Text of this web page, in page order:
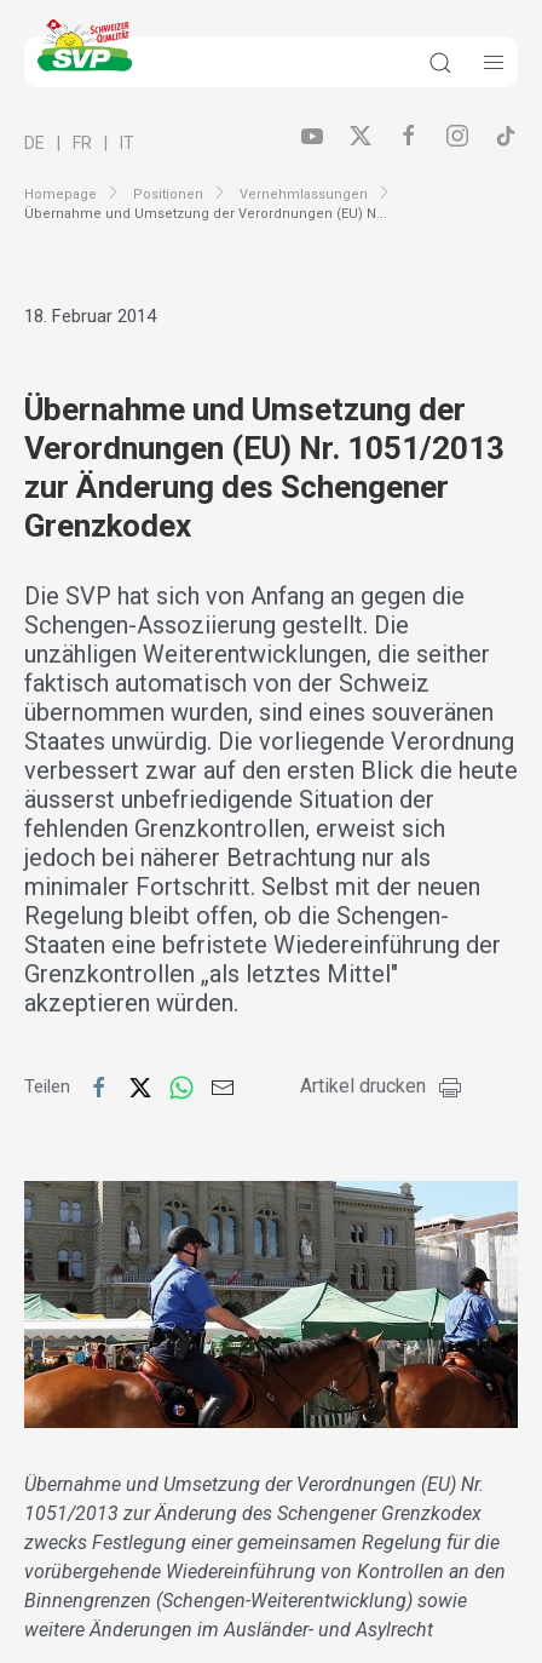
Homepage Positionen
Vernehmlassungen
Übernahme und Umsetzung der Verordnungen (EU) N...
DE FR IT
18. Februar 2014
Übernahme und Umsetzung der
Verordnungen (EU) Nr. 1051/2013
zur Änderung des Schengener
Grenzkodex
Die SVP hat sich von Anfang an gegen die
Schengen-Assoziierung gestellt. Die
unzähligen Weiterentwicklungen, die seither
faktisch automatisch von der Schweiz
übernommen wurden, sind eines souveränen
Staates unwürdig. Die vorliegende Verordnung
verbessert zwar auf den ersten Blick die heute
äusserst unbefriedigende Situation der
fehlenden Grenzkontrollen, erweist sich
jedoch bei näherer Betrachtung nur als
minimaler Fortschritt. Selbst mit der neuen
Regelung bleibt offen, ob die Schengen-
Staaten eine befristete Wiedereinführung der
Grenzkontrollen „als letztes Mittel"
akzeptieren würden.
Teilen Artikel drucken
Übernahme und Umsetzung der Verordnungen (EU) Nr.
1051/2013 zur Änderung des Schengener Grenzkodex
zwecks Festlegung einer gemeinsamen Regelung für die
vorübergehende Wiedereinführung von Kontrollen an den
Binnengrenzen (Schengen-Weiterentwicklung) sowie
weitere Änderungen im Ausländer- und Asylrecht